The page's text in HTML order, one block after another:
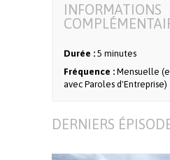
INFORMATIONS
Durée : 5 minutes
Fréquence : Mensuelle
avec Paroles d'Entreprise)
DERNIERS